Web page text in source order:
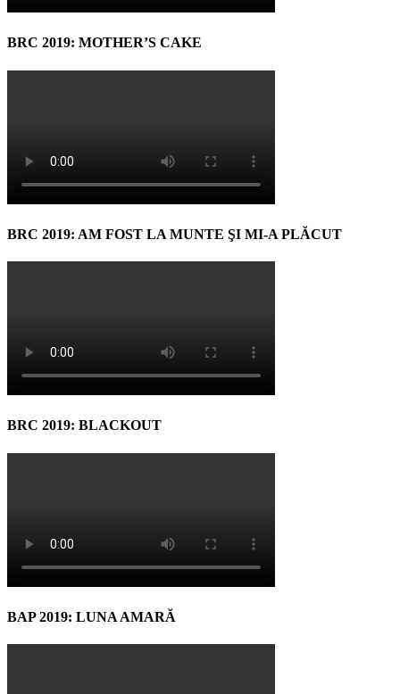
BRC 2019: MOTHER’S CAKE
BRC 2019: AM FOST LA MUNTE ŞI MI-A PLĂCUT
BRC 2019: BLACKOUT
BAP 2019: LUNA AMARĂ